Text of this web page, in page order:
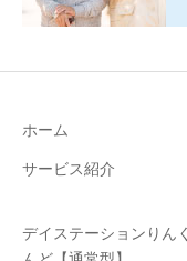
ホーム
サービス紹介
デイステーションりん